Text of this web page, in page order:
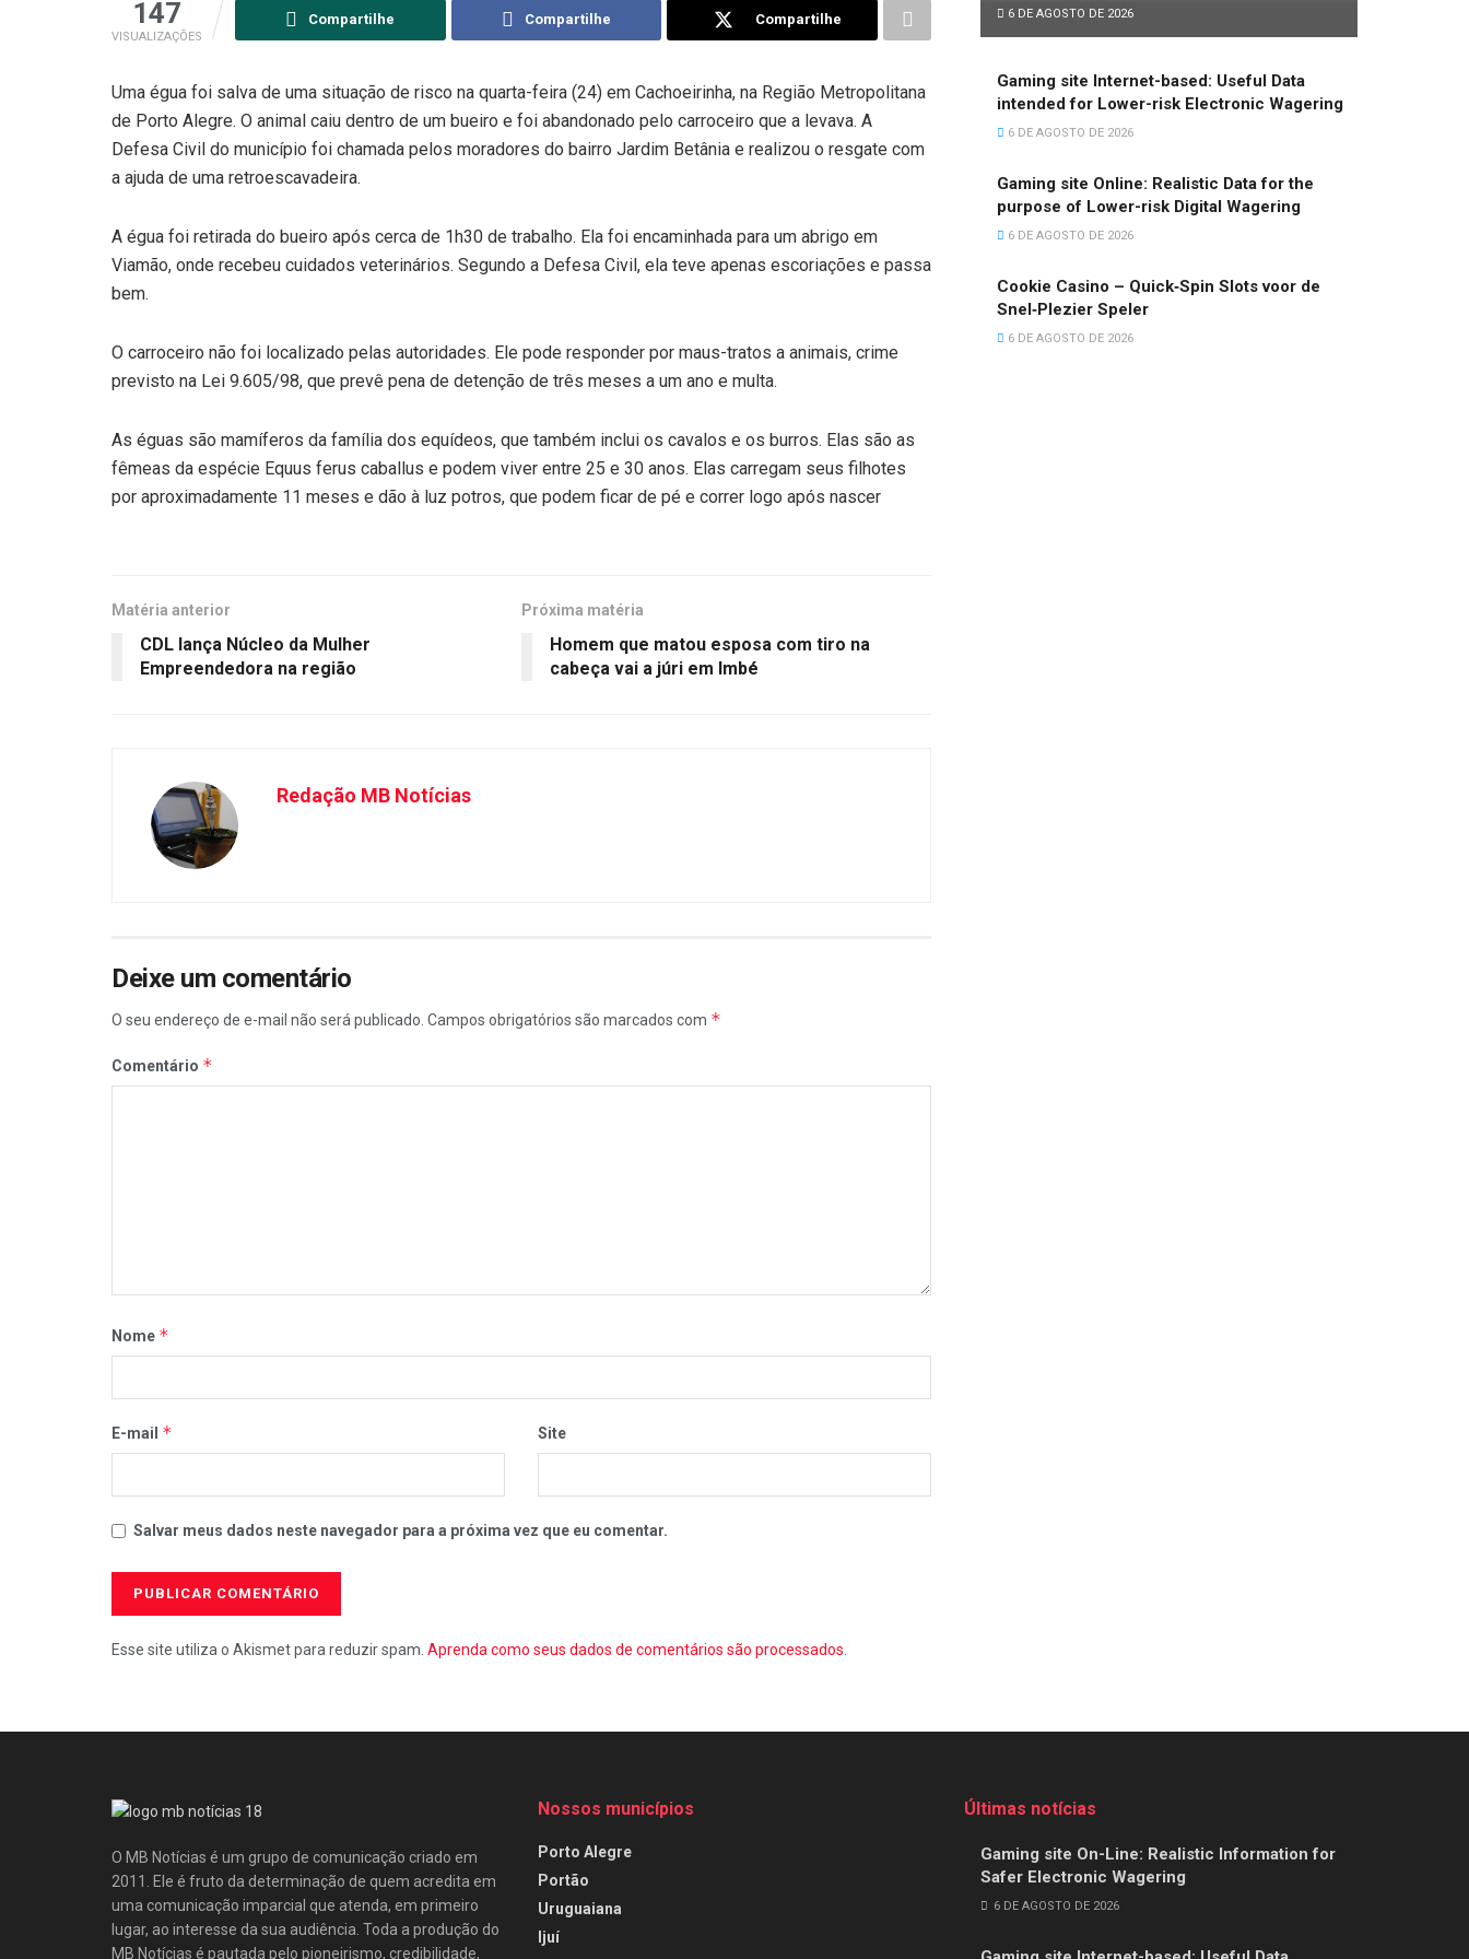
147
VISUALIZAÇÕES
Compartilhe Compartilhe Compartilhe
Uma égua foi salva de uma situação de risco na quarta-feira (24) em Cachoeirinha, na Região Metropolitana
de Porto Alegre. O animal caiu dentro de um bueiro e foi abandonado pelo carroceiro que a levava. A
Defesa Civil do município foi chamada pelos moradores do bairro Jardim Betânia e realizou o resgate com
a ajuda de uma retroescavadeira.
A égua foi retirada do bueiro após cerca de 1h30 de trabalho. Ela foi encaminhada para um abrigo em
Viamão, onde recebeu cuidados veterinários. Segundo a Defesa Civil, ela teve apenas escoriações e passa
bem.
O carroceiro não foi localizado pelas autoridades. Ele pode responder por maus-tratos a animais, crime
previsto na Lei 9.605/98, que prevê pena de detenção de três meses a um ano e multa.
As éguas são mamíferos da família dos equídeos, que também inclui os cavalos e os burros. Elas são as
fêmeas da espécie Equus ferus caballus e podem viver entre 25 e 30 anos. Elas carregam seus filhotes
por aproximadamente 11 meses e dão à luz potros, que podem ficar de pé e correr logo após nascer
Matéria anterior
CDL lança Núcleo da Mulher
Empreendedora na região
Próxima matéria
Homem que matou esposa com tiro na
cabeça vai a júri em Imbé
Redação MB Notícias
Deixe um comentário
O seu endereço de e-mail não será publicado. Campos obrigatórios são marcados com *
Comentário *
Nome *
E-mail * Site
Salvar meus dados neste navegador para a próxima vez que eu comentar.
Esse site utiliza o Akismet para reduzir spam. Aprenda como seus dados de comentários são processados
6 DE AGOSTO DE 2026
Gaming site Internet-based: Useful Data
intended for Lower-risk Electronic Wagering
6 DE AGOSTO DE 2026
Gaming site Online: Realistic Data for the
purpose of Lower-risk Digital Wagering
6 DE AGOSTO DE 2026
Cookie Casino – Quick‑Spin Slots voor de
Snel‑Plezier Speler
6 DE AGOSTO DE 2026
O MB Notícias é um grupo de comunicação criado em
2011. Ele é fruto da determinação de quem acredita em
uma comunicação imparcial que atenda, em primeiro
lugar, ao interesse da sua audiência. Toda a produção do
MB Notícias é pautada pelo pioneirismo, credibilidade,
Nossos municípios
Porto Alegre
Portão
Uruguaiana
Ijuí
Últimas notícias
Gaming site On-Line: Realistic Information for
Safer Electronic Wagering
6 DE AGOSTO DE 2026